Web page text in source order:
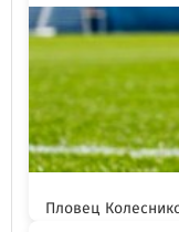
Пловец